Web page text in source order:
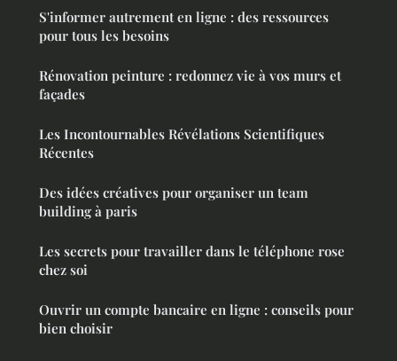
S'informer autrement en ligne : des ressources
pour tous les besoins
Rénovation peinture : redonnez vie à vos murs et
façades
Les Incontournables Révélations Scientifiques
Récentes
Des idées créatives pour organiser un team
building à paris
Les secrets pour travailler dans le téléphone rose
chez soi
Ouvrir un compte bancaire en ligne : conseils pour
bien choisir